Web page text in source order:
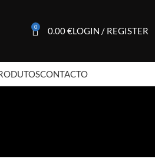
0 0.00€LOGIN / REGISTER
CONTACTO